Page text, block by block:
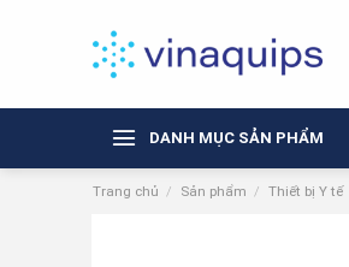
DANH MỤC SẢN PHẨM
Trang chủ / Sản phẩm / Thiết bị Y tế